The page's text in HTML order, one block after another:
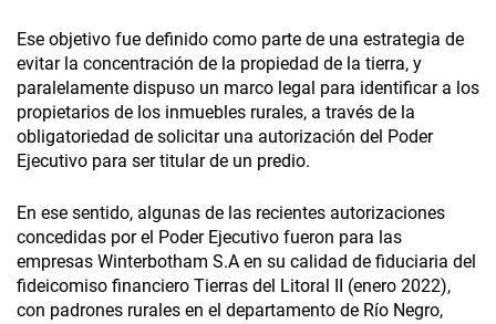
Ese objetivo fue definido como parte de una estrategia de
evitar la concentración de la propiedad de la tierra, y
paralelamente dispuso un marco legal para identificar a los
propietarios de los inmuebles rurales, a través de la
obligatoriedad de solicitar una autorización del Poder
Ejecutivo para ser titular de un predio.
En ese sentido, algunas de las recientes autorizaciones
concedidas por el Poder Ejecutivo fueron para las
empresas Winterbotham S.A en su calidad de fiduciaria del
fideicomiso financiero Tierras del Litoral II (enero 2022),
con padrones rurales en el departamento de Río Negro,